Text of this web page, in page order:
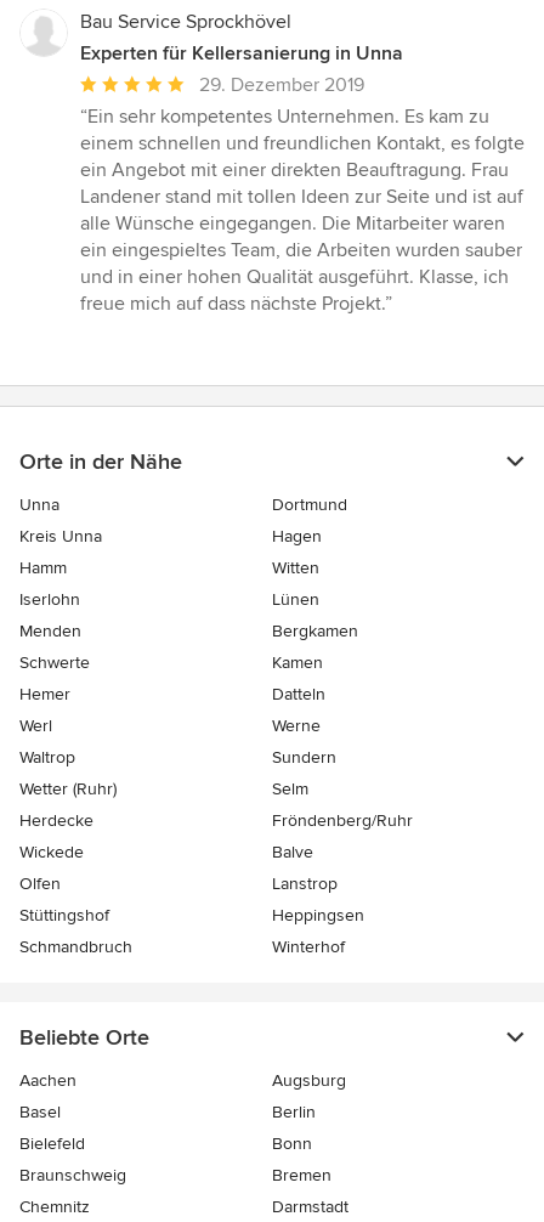
Bau Service Sprockhövel
Experten für Kellersanierung in Unna
Durchschnittliche
Bewertung:
5
von
5
Sternen
29. Dezember 2019
“Ein sehr kompetentes Unternehmen. Es kam zu
einem schnellen und freundlichen Kontakt, es folgte
ein Angebot mit einer direkten Beauftragung. Frau
Landener stand mit tollen Ideen zur Seite und ist auf
alle Wünsche eingegangen. Die Mitarbeiter waren
ein eingespieltes Team, die Arbeiten wurden sauber
und in einer hohen Qualität ausgeführt. Klasse, ich
freue mich auf dass nächste Projekt.”
Orte in der Nähe
Unna
Dortmund
Kreis Unna
Hagen
Hamm
Witten
Iserlohn
Lünen
Menden
Bergkamen
Schwerte
Kamen
Hemer
Datteln
Werl
Werne
Waltrop
Sundern
Wetter (Ruhr)
Selm
Herdecke
Fröndenberg/Ruhr
Wickede
Balve
Olfen
Lanstrop
Stüttingshof
Heppingsen
Schmandbruch
Winterhof
Beliebte Orte
Aachen
Augsburg
Basel
Berlin
Bielefeld
Bonn
Braunschweig
Bremen
Chemnitz
Darmstadt